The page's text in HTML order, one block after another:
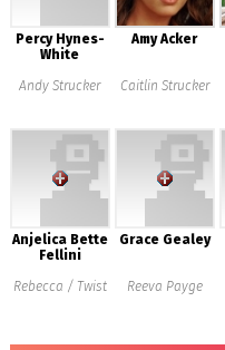
Percy Hynes-
White
Andy Strucker
Amy Acker
Caitlin Strucker
Anjelica Bette
Fellini
Rebecca / Twist
Grace Gealey
Reeva Payge